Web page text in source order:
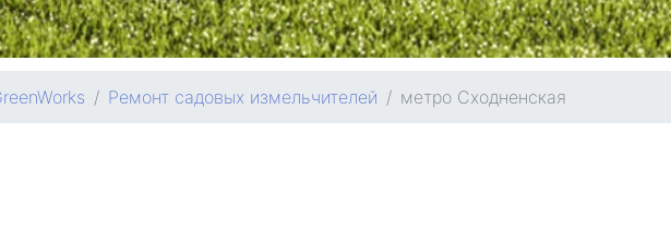
Ремонт садовых измельчителей метро Сходненская